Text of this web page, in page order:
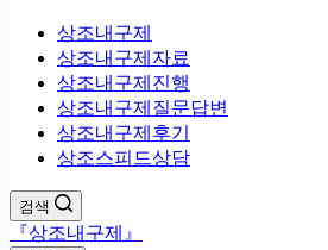
상조내구제
상조내구제자료
상조내구제진행
상조내구제질문답변
상조내구제후기
상조스피드상담
검색
『상조내구제』